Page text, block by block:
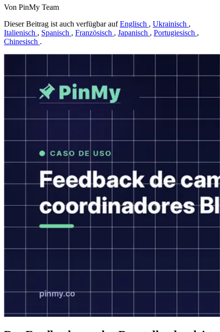
Von PinMy Team
Dieser Beitrag ist auch verfügbar aufEnglisch , Ukrainisch ,
Italienisch , Spanisch , Französisch , Japanisch , Portugiesisch ,
Chinesisch .